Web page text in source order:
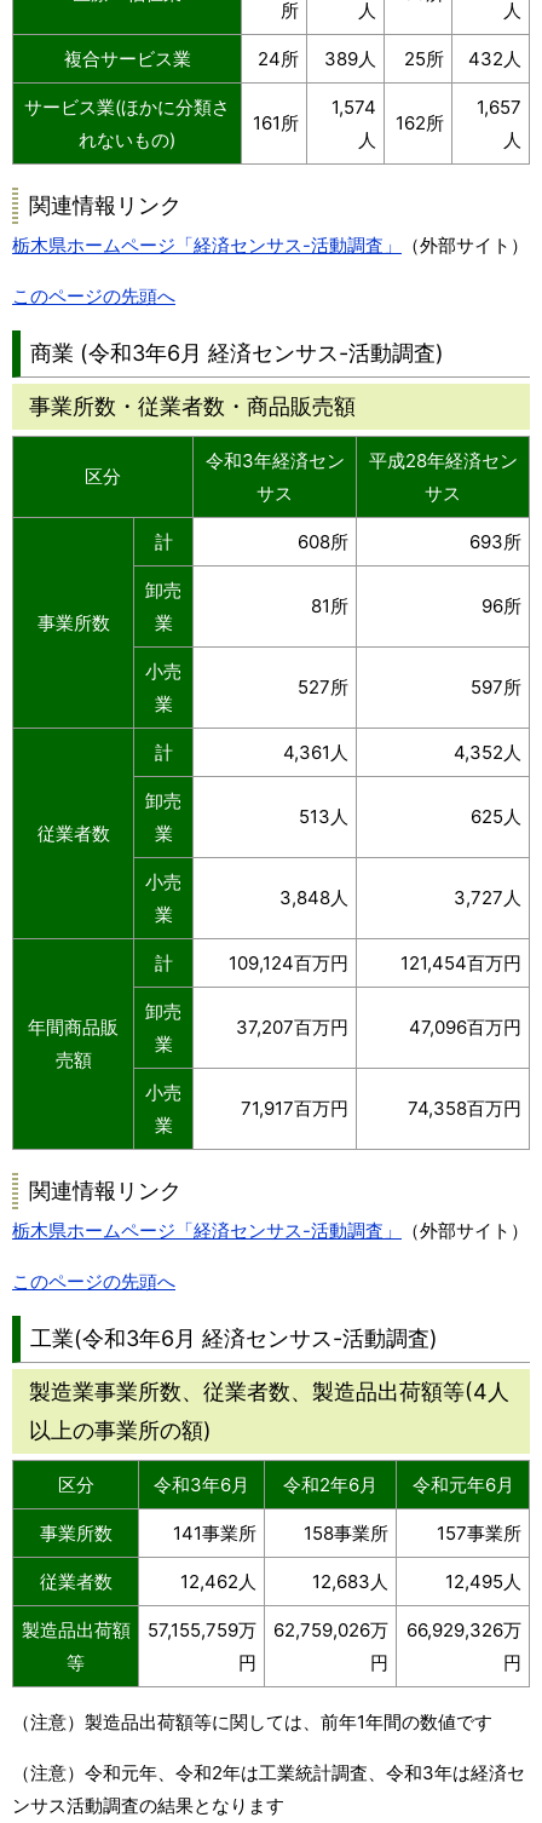
所 人 人
複合サービス業 24所 389人 25所 432人
サービス業(ほかに分類さ
れないもの)
161所
1,574
人
162所
1,657
人
関連情報リンク
栃木県ホームページ「経済センサス-活動調査」 （外部サイト）
このページの先頭へ
商業 (令和3年6月 経済センサス-活動調査)
事業所数・従業者数・商品販売額
区分
令和3年経済セン
サス
平成28年経済セン
サス
事業所数
計 608所 693所
卸売
業
81所 96所
小売
業
527所 597所
従業者数
計 4,361人 4,352人
卸売
業
513人 625人
小売
業
3,848人 3,727人
年間商品販
売額
計 109,124百万円 121,454百万円
卸売
業
37,207百万円 47,096百万円
小売
業
71,917百万円 74,358百万円
関連情報リンク
栃木県ホームページ「経済センサス-活動調査」 （外部サイト）
このページの先頭へ
工業(令和3年6月 経済センサス-活動調査)
製造業事業所数、従業者数、製造品出荷額等(4人
以上の事業所の額)
区分 令和3年6月 令和2年6月 令和元年6月
事業所数 141事業所 158事業所 157事業所
従業者数 12,462人 12,683人 12,495人
製造品出荷額
等
57,155,759万
円
62,759,026万
円
66,929,326万
円
（注意）製造品出荷額等に関しては、前年1年間の数値です
（注意）令和元年、令和2年は工業統計調査、令和3年は経済セ
ンサス活動調査の結果となります